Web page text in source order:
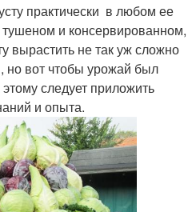
практически в любом ее
и консервированном,
вырастить не так уж сложно
но вот чтобы урожай был
следует приложить
и опыта.